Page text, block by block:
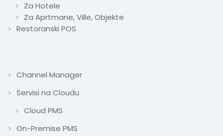
Za Hotele
Za Aprtmane, Ville, Objekte
Restoranski POS
Channel Manager
Servisi na Cloudu
Cloud PMS
On-Premise PMS